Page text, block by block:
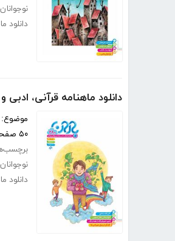
نوجوانان
دانلود
دانلود ماهنامه قرآنی، ادبی
موضوع:
۵۰ صفحه
نوجوانان
دانلود